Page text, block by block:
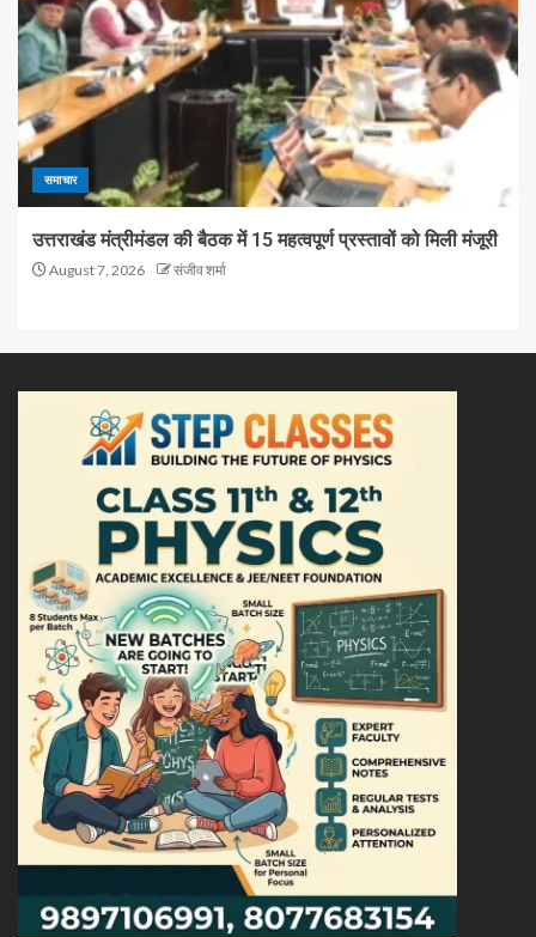
समाचार
उत्तराखंड मंत्रीमंडल की बैठक में 15 महत्वपूर्ण प्रस्तावों को मिली मंजूरी
August 7, 2026 संजीव शर्मा